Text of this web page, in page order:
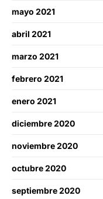
mayo 2021
abril 2021
marzo 2021
febrero 2021
enero 2021
diciembre 2020
noviembre 2020
octubre 2020
septiembre 2020